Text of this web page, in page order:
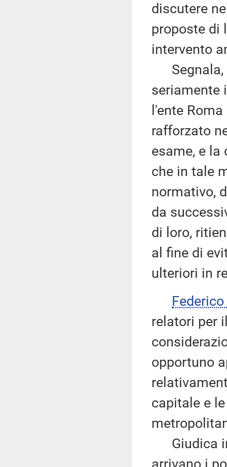
discutere
proposte di
intervento
Segnala,
seriamente
l'ente
rafforzato
esame, e
che in tale
normativo,
da
di loro,
al fine di
ulteriori in
Federico
relatori per
opportuno
capitale e
Giudica